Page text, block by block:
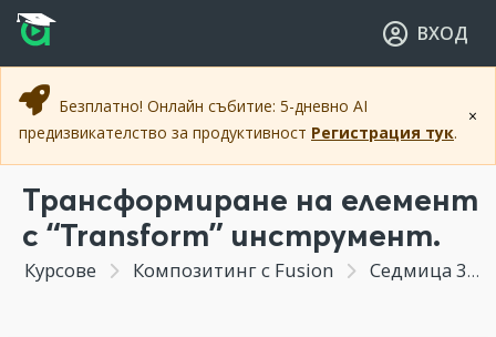
Прескочи към основното съдържание
Прескочи към навигацията
ВХОД
×
Безплатно! Онлайн събитие: 5-дневно AI
предизвикателство за продуктивност Регистрация тук.
Трансформиране на елемент
с “Transform” инструмент.
Курсове Композитинг с Fusion Седмица 3 - Обработване, стабилизиране и добавяне на графични елементи върху видео.